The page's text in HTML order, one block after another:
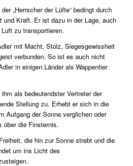
„Herrscher der Lüfte“ bedingt durch
und Kraft. Er ist dazu in der Lage, auch
zu transportieren.
mit Macht, Stolz, Siegesgewissheit
verbunden. So ist es auch nicht
in einigen Länder als Wappentier
als bedeutendster Vertreter der
Stellung zu. Erhebt er sich in die
Aufgang der Sonne verglichen oder
über die Finsternis.
die hin zur Sonne strebt und die
um ins Licht des